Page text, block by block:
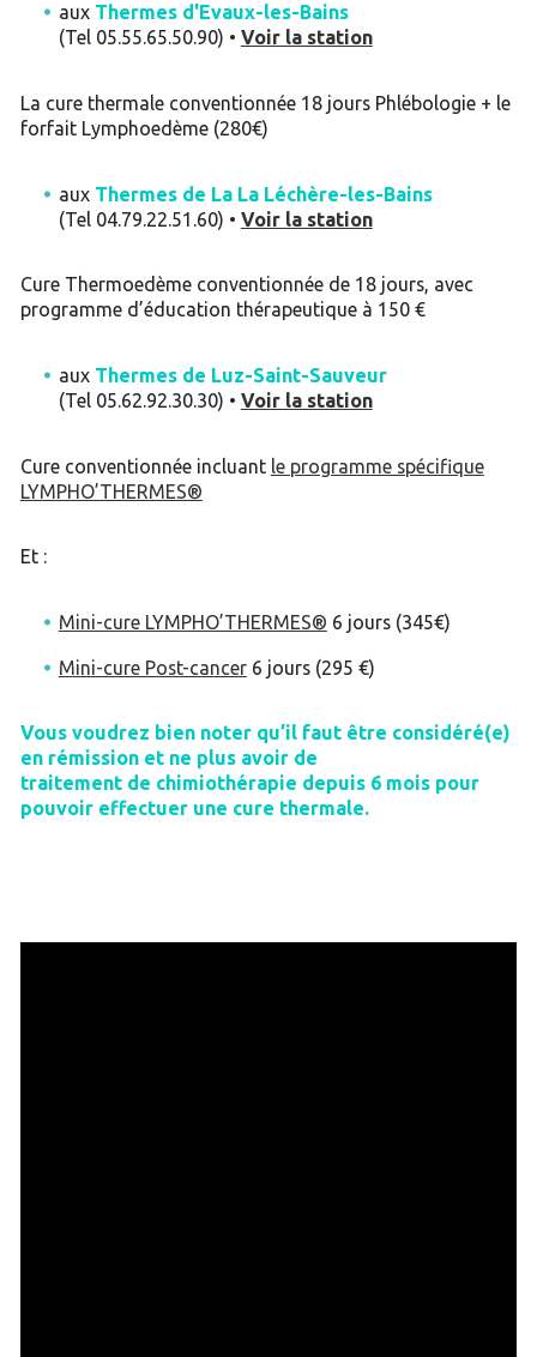
aux Thermes d'Evaux-les-Bains
(Tel 05.55.65.50.90) • Voir la station
La cure thermale conventionnée 18 jours Phlébologie + le
forfait Lymphoedème (280€)
aux Thermes de La La Léchère-les-Bains
(Tel 04.79.22.51.60) • Voir la station
Cure Thermoedème conventionnée de 18 jours, avec
programme d’éducation thérapeutique à 150 €
aux Thermes de Luz-Saint-Sauveur
(Tel 05.62.92.30.30) • Voir la station
Cure conventionnée incluant le programme spécifique
LYMPHO’THERMES®
Et :
Mini-cure LYMPHO’THERMES® 6 jours (345€)
Mini-cure Post-cancer6 jours (295 €)
Vous voudrez bien noter qu’il faut être considéré(e)
en rémission et ne plus avoir de
traitement de chimiothérapie depuis 6 mois pour
pouvoir effectuer une cure thermale.